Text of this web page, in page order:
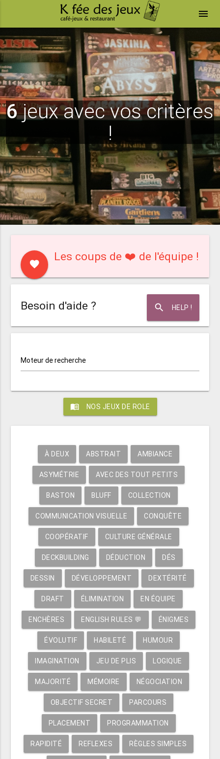
menu
6jeux avec vos critères
!
favorite
Les coups de ❤️ de l'équipe !
search HELP !
Besoin d'aide ?
Moteur de recherche
menu_book NOS JEUX DE ROLE
À DEUX ABSTRAIT AMBIANCE
ASYMÉTRIE AVEC DES TOUT PETITS
BASTON BLUFF COLLECTION
COMMUNICATION VISUELLE CONQUÊTE
COOPÉRATIF CULTURE GÉNÉRALE
DECKBUILDING DÉDUCTION DÉS
DESSIN DÉVELOPPEMENT DEXTÉRITÉ
DRAFT ÉLIMINATION EN ÉQUIPE
ENCHÈRES ENGLISH RULES 💬 ÉNIGMES
ÉVOLUTIF HABILETÉ HUMOUR
IMAGINATION JEU DE PLIS LOGIQUE
MAJORITÉ MÉMOIRE NÉGOCIATION
OBJECTIF SECRET PARCOURS
PLACEMENT PROGRAMMATION
RAPIDITÉ REFLEXES RÈGLES SIMPLES